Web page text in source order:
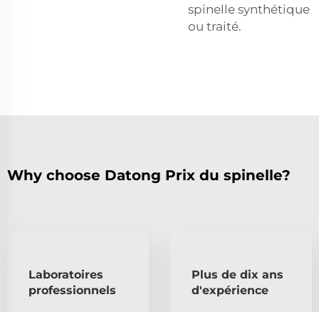
spinelle synthétique
ou traité.
Why choose Datong Prix du spinelle?
Laboratoires
professionnels
Plus de dix ans
d'expérience